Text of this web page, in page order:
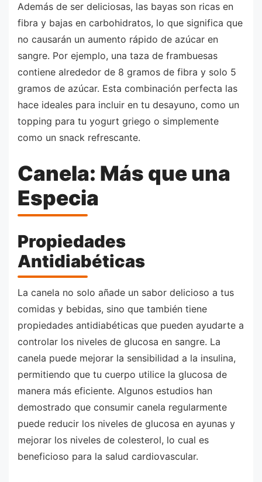
Además de ser deliciosas, las bayas son ricas en
fibra y bajas en carbohidratos, lo que significa que
no causarán un aumento rápido de azúcar en
sangre. Por ejemplo, una taza de frambuesas
contiene alrededor de 8 gramos de fibra y solo 5
gramos de azúcar. Esta combinación perfecta las
hace ideales para incluir en tu desayuno, como un
topping para tu yogurt griego o simplemente
como un snack refrescante.
Canela: Más que una
Especia
Propiedades
Antidiabéticas
La canela no solo añade un sabor delicioso a tus
comidas y bebidas, sino que también tiene
propiedades antidiabéticas que pueden ayudarte a
controlar los niveles de glucosa en sangre. La
canela puede mejorar la sensibilidad a la insulina,
permitiendo que tu cuerpo utilice la glucosa de
manera más eficiente. Algunos estudios han
demostrado que consumir canela regularmente
puede reducir los niveles de glucosa en ayunas y
mejorar los niveles de colesterol, lo cual es
beneficioso para la salud cardiovascular.